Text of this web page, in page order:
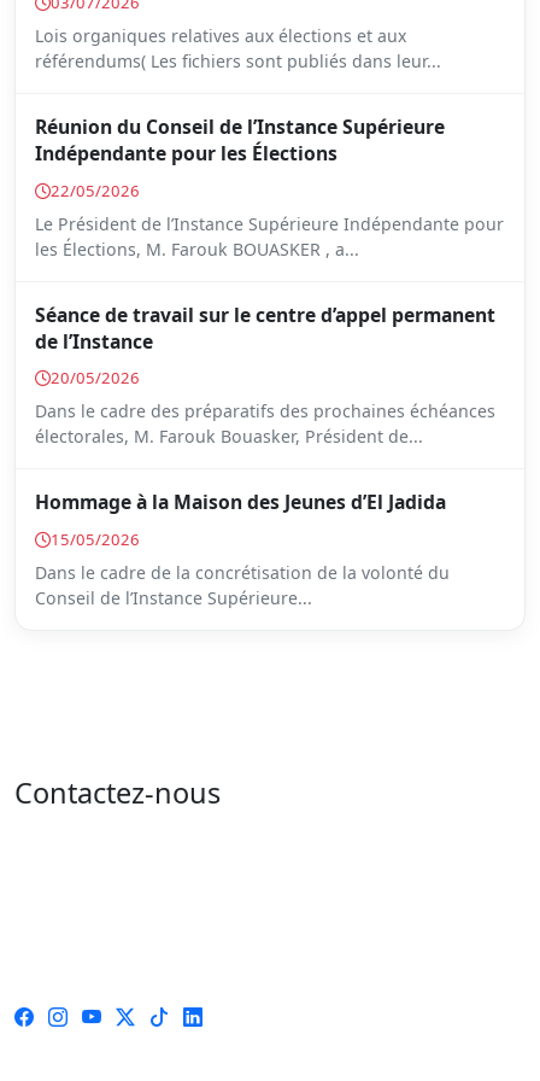
Lois organiques relatives aux élections et aux
référendums( Les fichiers sont publiés dans leur...
Réunion du Conseil de l’Instance Supérieure
Indépendante pour les Élections
22/05/2026
Le Président de l’Instance Supérieure Indépendante pour
les Élections, M. Farouk BOUASKER , a...
Séance de travail sur le centre d’appel permanent
de l’Instance
20/05/2026
Dans le cadre des préparatifs des prochaines échéances
électorales, M. Farouk Bouasker, Président de...
Hommage à la Maison des Jeunes d’El Jadida
15/05/2026
Dans le cadre de la concrétisation de la volonté du
Conseil de l’Instance Supérieure...
Contactez-nous